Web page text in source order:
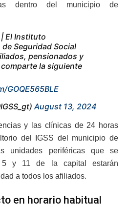
dentro del municipio de
| El Instituto
Seguridad Social
pensionados y
la siguiente
GOQE565BLE
August 13, 2024
y las clínicas de 24 horas
del IGSS del municipio de
unidades periféricas que se
5 y 11 de la capital estarán
a todos los afiliados.
en horario habitual